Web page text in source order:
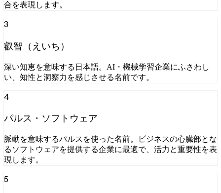
合を表現します。
3
叡智（えいち）
深い知恵を意味する日本語。AI・機械学習企業にふさわし
い、知性と洞察力を感じさせる名前です。
4
パルス・ソフトウェア
脈動を意味するパルスを使った名前。ビジネスの心臓部とな
るソフトウェアを提供する企業に最適で、活力と重要性を表
現します。
5